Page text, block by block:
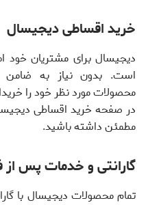
خرید اقساطی دیجیسال
دیجیسال برای مشتریان خود
است. بدون نیاز به ضامن
محصولات مورد نظر خود را
در صفحه خرید اقساطی
مطمئن داشته باشید.
گارانتی و خدمات پس
تمام محصولات دیجیسال با